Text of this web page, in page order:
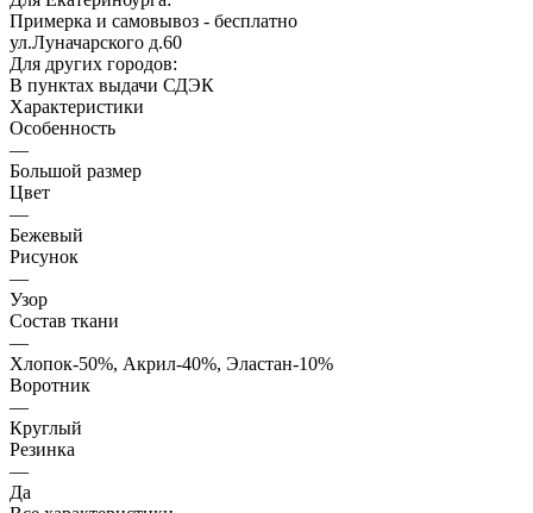
Примерка и самовывоз - бесплатно
ул.Луначарского д.60
Для других городов:
В пунктах выдачи СДЭК
Характеристики
Особенность
—
Большой размер
Цвет
—
Бежевый
Рисунок
—
Узор
Состав ткани
—
Хлопок-50%, Акрил-40%, Эластан-10%
Воротник
—
Круглый
Резинка
—
Да